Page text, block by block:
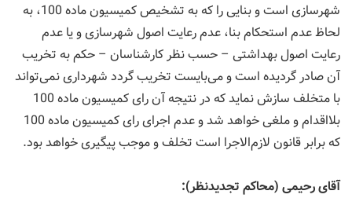
شهرسازی است و بنایی را كه به تشخیص كمیسیون ماده 100، به
لحاظ عدم استحكام بنا، عدم رعایت اصول شهرسازی و یا عدم
رعایت اصول بهداشتی – حسب نظر كارشناسان – حكم به تخریب
آن صادر گردیده است و می‌بایست تخریب گردد شهرداری نمی‌تواند
با متخلف سازش نماید كه در نتیجه آن رای كمیسیون ماده 100
بلااقدام و ملغی خواهد شد و عدم اجرای رای كمیسیون ماده 100
كه برابر قانون لازم‌الاجرا است تخلف و موجب پیگیری خواهد بود.
آقای رحیمی (محاكم تجدیدنظر):